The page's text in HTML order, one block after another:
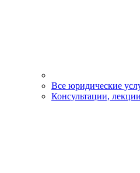
Все юридические
Консультации,